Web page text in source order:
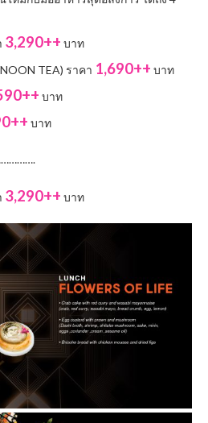
3,290++ บาท
TEA) ราคา 1,690++ บาท
บาท
บาท
3,290++ บาท